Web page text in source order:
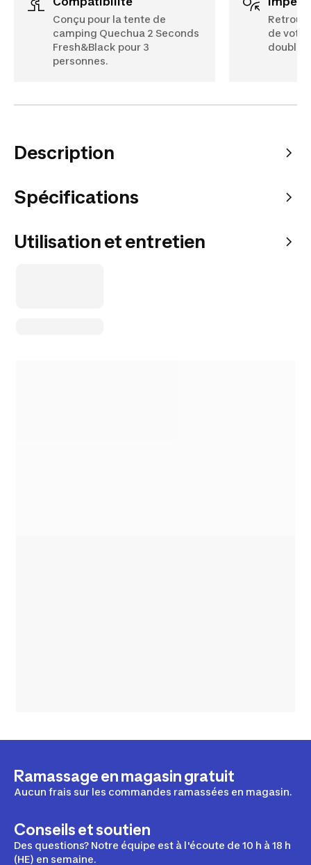
Conçu pour la tente de
camping Quechua 2 Seconds
Fresh&Black pour 3
personnes.
de
double-
Description
Spécifications
Utilisation et entretien
Ramassage en magasin gratuit
Aucun frais sur les commandes ramassées en magasin.
Conseils et soutien
Des questions? Notre équipe est à l'écoute de 10 h à 18 h
(HE) en semaine.